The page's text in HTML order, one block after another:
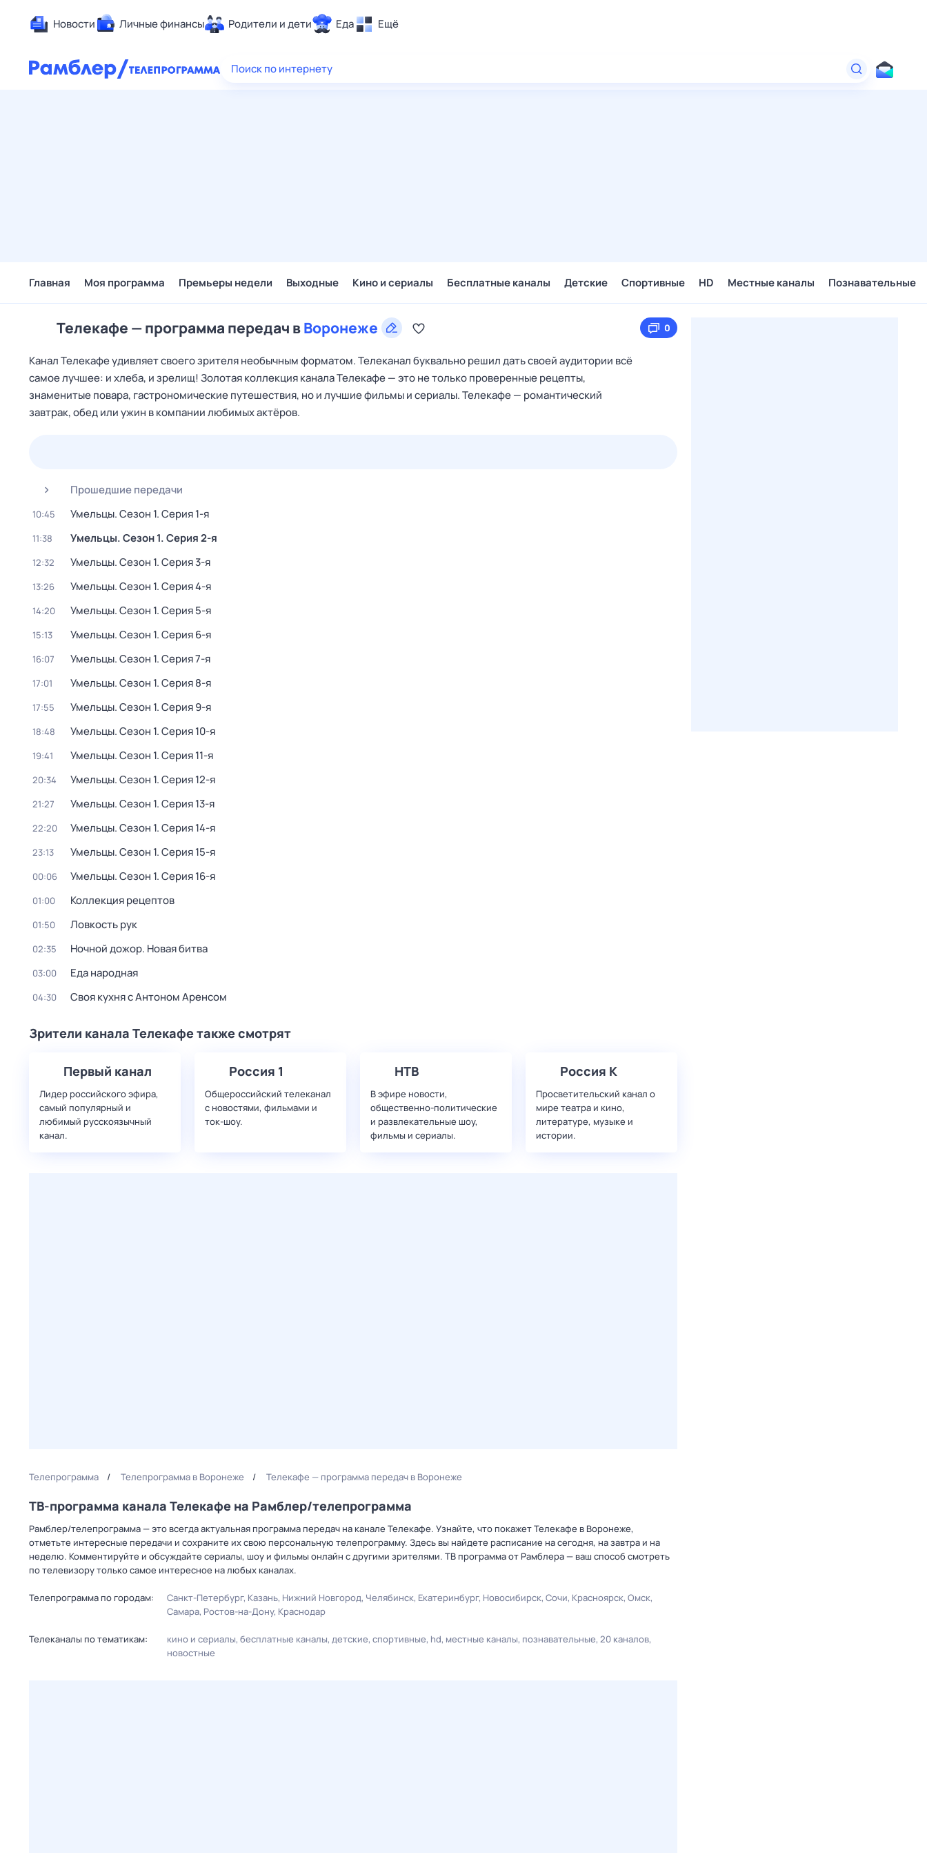
Новости Личные финансы Родители и дети Еда Ещё
Здоровье
Поиск по интернету
Главная Моя программа Премьеры недели Выходные Кино и сериалы Бесплатные каналы Детские Спортивные HD Местные каналы Познавательные
Телекафе — программа передач вВоронеже 0
Канал Телекафе удивляет своего зрителя необычным форматом. Телеканал буквально решил дать своей аудитории всё
самое лучшее: и хлеба, и зрелищ! Золотая коллекция канала Телекафе — это не только проверенные рецепты,
знаменитые повара, гастрономические путешествия, но и лучшие фильмы и сериалы. Телекафе — романтический
завтрак, обед или ужин в компании любимых актёров.
Прошедшие передачи
10:45 Умельцы. Сезон 1. Серия 1-я
11:38 Умельцы. Сезон 1. Серия 2-я
12:32 Умельцы. Сезон 1. Серия 3-я
13:26 Умельцы. Сезон 1. Серия 4-я
14:20 Умельцы. Сезон 1. Серия 5-я
15:13 Умельцы. Сезон 1. Серия 6-я
16:07 Умельцы. Сезон 1. Серия 7-я
17:01 Умельцы. Сезон 1. Серия 8-я
17:55 Умельцы. Сезон 1. Серия 9-я
18:48 Умельцы. Сезон 1. Серия 10-я
19:41 Умельцы. Сезон 1. Серия 11-я
20:34 Умельцы. Сезон 1. Серия 12-я
21:27 Умельцы. Сезон 1. Серия 13-я
22:20 Умельцы. Сезон 1. Серия 14-я
23:13 Умельцы. Сезон 1. Серия 15-я
00:06 Умельцы. Сезон 1. Серия 16-я
01:00 Коллекция рецептов
01:50 Ловкость рук
02:35 Ночной дожор. Новая битва
03:00 Еда народная
04:30 Своя кухня с Антоном Аренсом
Зрители канала Телекафе также смотрят
Первый канал
Лидер российского эфира,
самый популярный и
любимый русскоязычный
канал.
Россия 1
Общероссийский телеканал
с новостями, фильмами и
ток-шоу.
НТВ
В эфире новости,
общественно-политические
и развлекательные шоу,
фильмы и сериалы.
Россия К
Просветительский канал о
мире театра и кино,
литературе, музыке и
истории.
Телепрограмма Телепрограмма в Воронеже Телекафе — программа передач в Воронеже
ТВ-программа канала Телекафе на Рамблер/телепрограмма
Рамблер/телепрограмма — это всегда актуальная программа передач на канале Телекафе. Узнайте, что покажет Телекафе в Воронеже,
отметьте интересные передачи и сохраните их свою персональную телепрограмму. Здесь вы найдете расписание на сегодня, на завтра и на
неделю. Комментируйте и обсуждайте сериалы, шоу и фильмы онлайн с другими зрителями. ТВ программа от Рамблера — ваш способ смотреть
по телевизору только самое интересное на любых каналах.
Телепрограмма по городам: Санкт-Петербург Казань Нижний Новгород Челябинск Екатеринбург Новосибирск Сочи Красноярск Омск
Самара Ростов-на-Дону Краснодар
Телеканалы по тематикам: кино и сериалы бесплатные каналы детские спортивные hd местные каналы познавательные 20 каналов
новостные